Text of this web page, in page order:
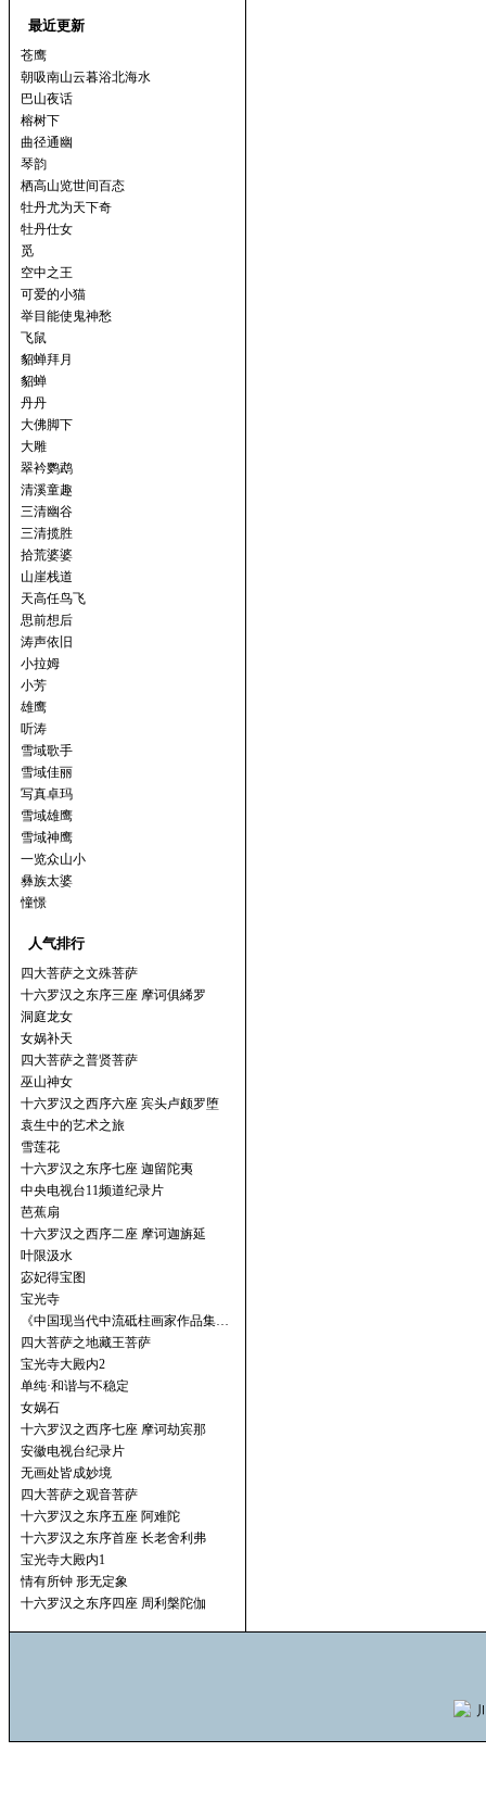
最近更新
苍鹰
朝吸南山云暮浴北海水
巴山夜话
榕树下
曲径通幽
琴韵
栖高山览世间百态
牡丹尤为天下奇
牡丹仕女
觅
空中之王
可爱的小猫
举目能使鬼神愁
飞鼠
貂蝉拜月
貂蝉
丹丹
大佛脚下
大雕
翠衿鹦鹉
清溪童趣
三清幽谷
三清揽胜
拾荒婆婆
山崖栈道
天高任鸟飞
思前想后
涛声依旧
小拉姆
小芳
雄鹰
听涛
雪域歌手
雪域佳丽
写真卓玛
雪域雄鹰
雪域神鹰
一览众山小
彝族太婆
憧憬
人气排行
四大菩萨之文殊菩萨
十六罗汉之东序三座 摩诃俱絺罗
洞庭龙女
女娲补天
四大菩萨之普贤菩萨
巫山神女
十六罗汉之西序六座 宾头卢颇罗堕
袁生中的艺术之旅
雪莲花
十六罗汉之东序七座 迦留陀夷
中央电视台11频道纪录片
芭蕉扇
十六罗汉之西序二座 摩诃迦旃延
叶限汲水
宓妃得宝图
宝光寺
《中国现当代中流砥柱画家作品集…
四大菩萨之地藏王菩萨
宝光寺大殿内2
单纯·和谐与不稳定
女娲石
十六罗汉之西序七座 摩诃劫宾那
安徽电视台纪录片
无画处皆成妙境
四大菩萨之观音菩萨
十六罗汉之东序五座 阿难陀
十六罗汉之东序首座 长老舍利弗
宝光寺大殿内1
情有所钟 形无定象
十六罗汉之东序四座 周利槃陀伽